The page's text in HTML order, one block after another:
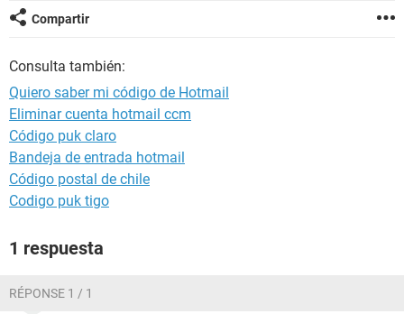
Compartir
Consulta también:
Quiero saber mi código de Hotmail
Eliminar cuenta hotmail ccm
Código puk claro
Bandeja de entrada hotmail
Código postal de chile
Codigo puk tigo
1 respuesta
RÉPONSE 1 / 1